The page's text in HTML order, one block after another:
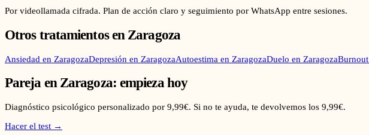
Por videollamada cifrada. Plan de acción claro y seguimiento por WhatsApp entre sesiones.
Otros tratamientos en Zaragoza
Ansiedad en ZaragozaDepresión en ZaragozaAutoestima en ZaragozaDuelo en ZaragozaBurnout
Parejaen Zaragoza: empieza hoy
Diagnóstico psicológico personalizado por 9,99€. Si no te ayuda, te devolvemos los 9,99€.
Hacer el test →